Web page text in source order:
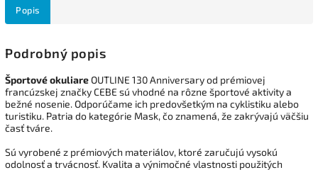
Popis
Podrobný popis
Športové okuliareOUTLINE 130 Anniversary od prémiovej
francúzskej značky CEBE sú vhodné na rôzne športové aktivity a
bežné nosenie. Odporúčame ich predovšetkým na cyklistiku alebo
turistiku. Patria do kategórie Mask, čo znamená, že zakrývajú väčšiu
časť tváre.
Sú vyrobené z prémiových materiálov, ktoré zaručujú vysokú
odolnosť a trvácnosť. Kvalita a výnimočné vlastnosti použitých